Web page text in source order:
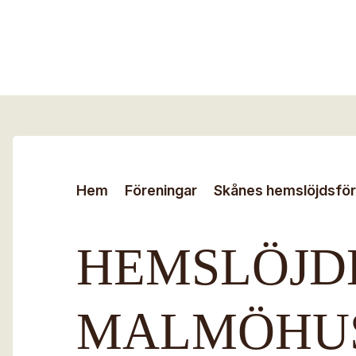
Hem Föreningar Skånes